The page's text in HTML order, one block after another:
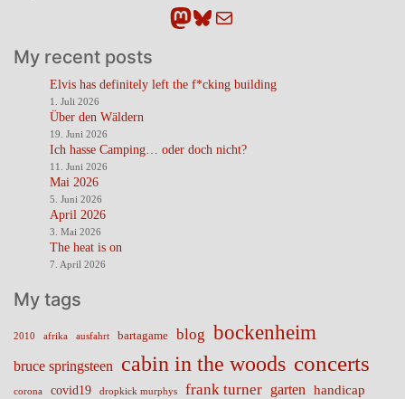
Mastodon
Bluesky
E-Mail
My recent posts
Elvis has definitely left the f*cking building
1. Juli 2026
Über den Wäldern
19. Juni 2026
Ich hasse Camping… oder doch nicht?
11. Juni 2026
Mai 2026
5. Juni 2026
April 2026
3. Mai 2026
The heat is on
7. April 2026
My tags
2010 afrika ausfahrt bartagame blog bockenheim
bruce springsteen cabin in the woods concerts
corona covid19 dropkick murphys frank turner garten handicap